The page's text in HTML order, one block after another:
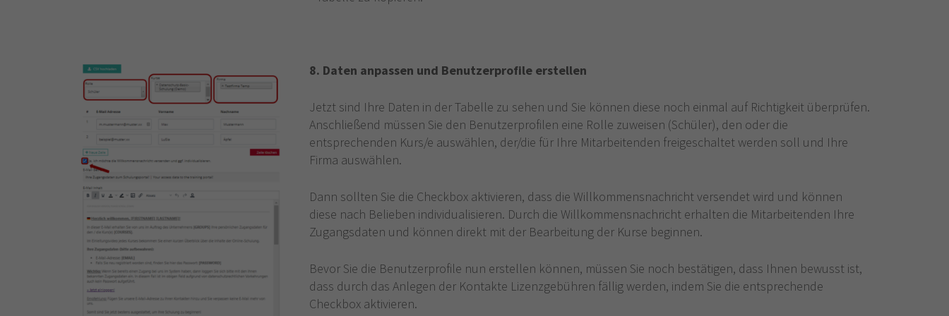
8. Daten anpassen und Benutzerprofile erstellen
Jetzt sind Ihre Daten in der Tabelle zu sehen und Sie können diese noch einmal auf Richtigkeit überprüfen.
Anschließend müssen Sie den Benutzerprofilen eine Rolle zuweisen (Schüler), den oder die
entsprechenden Kurs/e auswählen, der/die für Ihre Mitarbeitenden freigeschaltet werden soll und Ihre
Firma auswählen.
Dann sollten Sie die Checkbox aktivieren, dass die Willkommensnachricht versendet wird und können
diese nach Belieben individualisieren. Durch die Willkommensnachricht erhalten die Mitarbeitenden Ihre
Zugangsdaten und können direkt mit der Bearbeitung der Kurse beginnen.
Bevor Sie die Benutzerprofile nun erstellen können, müssen Sie noch bestätigen, dass Ihnen bewusst ist,
dass durch das Anlegen der Kontakte Lizenzgebühren fällig werden, indem Sie die entsprechende
Checkbox aktivieren.